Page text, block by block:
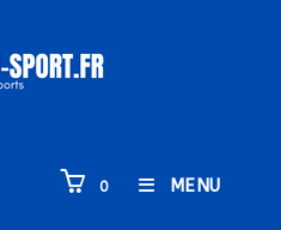
0 MENU